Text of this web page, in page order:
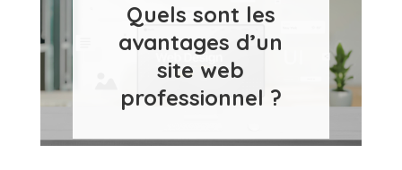
Quels sont les
avantages d’un
site web
professionnel ?